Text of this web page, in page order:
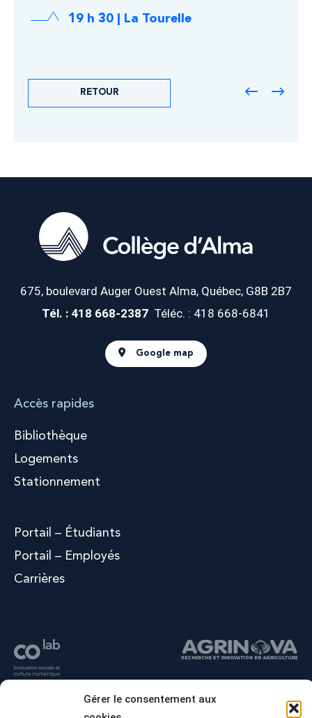
Gérer le consentement aux
19 h 30 | La Tourelle
RETOUR
675, boulevard Auger Ouest Alma, Québec, G8B 2B7
Tél. : 418 668-2387 Téléc. : 418 668-6841
Google map
Accès rapides
Bibliothèque
Logements
Stationnement
Portail – Étudiants
Portail – Employés
Carrières